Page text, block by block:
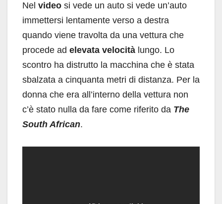
Nel video si vede un auto si vede un’auto
immettersi lentamente verso a destra
quando viene travolta da una vettura che
procede ad elevata velocità lungo. Lo
scontro ha distrutto la macchina che è stata
sbalzata a cinquanta metri di distanza. Per la
donna che era all’interno della vettura non
c’è stato nulla da fare come riferito da The
South African.